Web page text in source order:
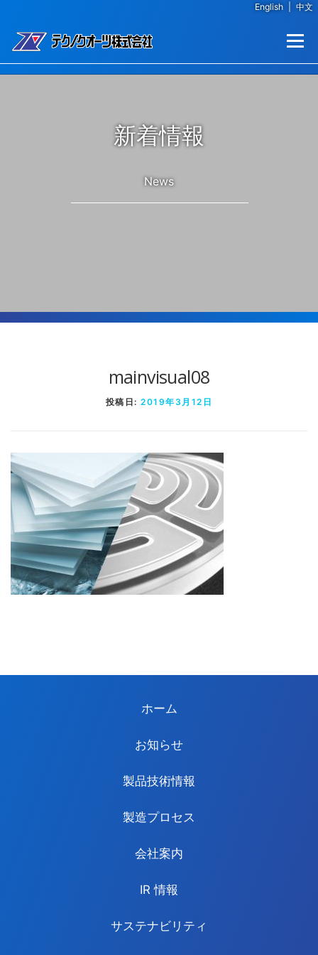
English
中文
メニュー
新着情報
News
mainvisual08
投稿日:2019年3月12日
ホーム
お知らせ
製品技術情報
製造プロセス
会社案内
IR 情報
サステナビリティ